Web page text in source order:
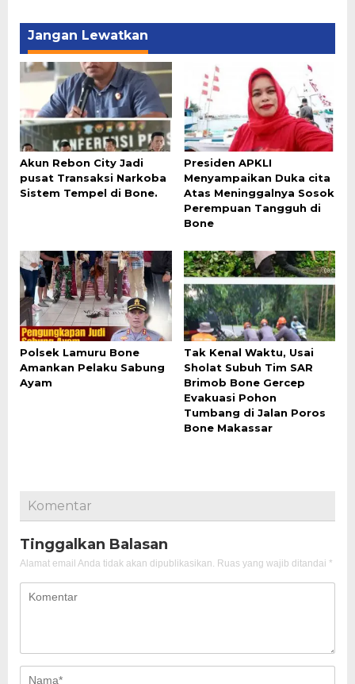
Jangan Lewatkan
Akun Rebon City Jadi
pusat Transaksi Narkoba
Sistem Tempel di Bone.
Presiden APKLI
Menyampaikan Duka cita
Atas Meninggalnya Sosok
Perempuan Tangguh di
Bone
Polsek Lamuru Bone
Amankan Pelaku Sabung
Ayam
Tak Kenal Waktu, Usai
Sholat Subuh Tim SAR
Brimob Bone Gercep
Evakuasi Pohon
Tumbang di Jalan Poros
Bone Makassar
Komentar
Tinggalkan Balasan
Alamat email Anda tidak akan dipublikasikan. Ruas yang wajib ditandai *